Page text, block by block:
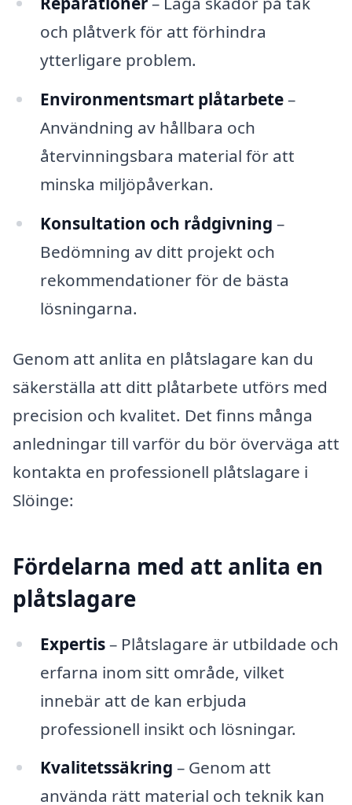
och plåtverk för att förhindra
ytterligare problem.
Environmentsmart plåtarbete–
Användning av hållbara och
återvinningsbara material för att
minska miljöpåverkan.
Konsultation och rådgivning –
Bedömning av ditt projekt och
rekommendationer för de bästa
lösningarna.
Genom att anlita en plåtslagare kan du
säkerställa att ditt plåtarbete utförs med
precision och kvalitet. Det finns många
anledningar till varför du bör överväga att
kontakta en professionell plåtslagare i
Slöinge:
Fördelarna med att anlita en
plåtslagare
Expertis– Plåtslagare är utbildade och
erfarna inom sitt område, vilket
innebär att de kan erbjuda
professionell insikt och lösningar.
Kvalitetssäkring – Genom att
använda rätt material och teknik kan